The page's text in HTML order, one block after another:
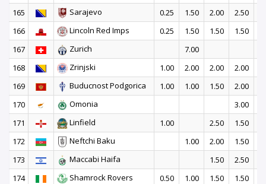
165
Sarajevo 0.25 1.50 2.00 2.50
166
Lincoln Red Imps 0.25 1.50 1.50 1.50
167
Zurich
7.00
168
Zrinjski 1.00 2.00 2.00
2.00
169
Buducnost Podgorica 1.00 1.00 1.50 2.00
170
Omonia 3.00
171
Linfield 1.00 2.50 1.50
172
Neftchi Baku 1.00 2.00 1.50
173
Maccabi Haifa 1.50 2.50
174
Shamrock Rovers 0.50 1.00 1.50 1.50